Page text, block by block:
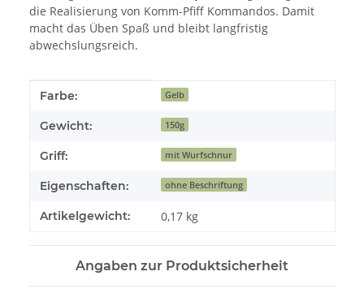
die Realisierung von Komm-Pfiff Kommandos. Damit
macht das Üben Spaß und bleibt langfristig
abwechslungsreich.
Produkteigenschaft
Wert
Farbe: Gelb
Gewicht: 150g
Griff: mit Wurfschnur
Eigenschaften: ohne Beschriftung
Artikelgewicht: 0,17 kg
Angaben zur Produktsicherheit